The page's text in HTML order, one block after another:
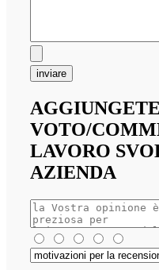
inviare
VOTO/
LAVORO
AZIENDA